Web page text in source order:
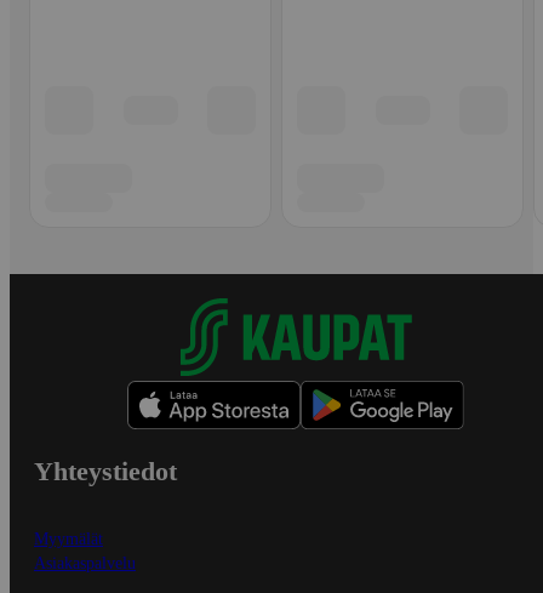
Yhteystiedot
Myymälät
Asiakaspalvelu